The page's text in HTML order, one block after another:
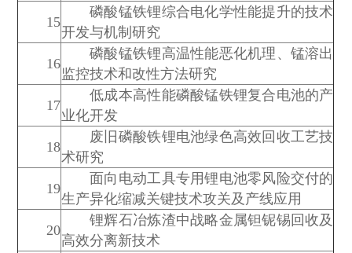
15
磷酸锰铁锂综合电化学性能提升的技术
开发与机制研究
16
磷酸锰铁锂高温性能恶化机理、锰溶出
监控技术和改性方法研究
17
低成本高性能磷酸锰铁锂复合电池的产
业化开发
18
废旧磷酸铁锂电池绿色高效回收工艺技
术研究
19
面向电动工具专用锂电池零风险交付的
生产异化缩减关键技术攻关及产线应用
20
锂辉石冶炼渣中战略金属钽铌锡回收及
高效分离新技术